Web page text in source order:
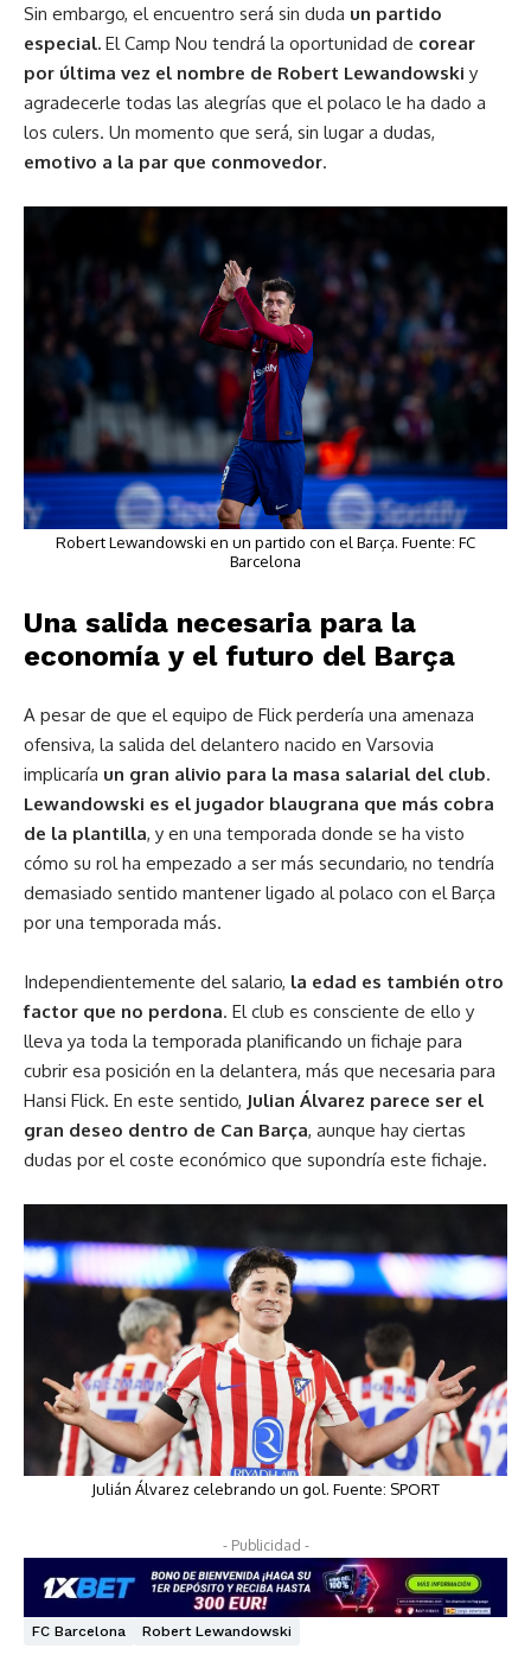
Sin embargo, el encuentro será sin duda un partido
especial. El Camp Nou tendrá la oportunidad de corear
por última vez el nombre de Robert Lewandowski y
agradecerle todas las alegrías que el polaco le ha dado a
los culers. Un momento que será, sin lugar a dudas,
emotivo a la par que conmovedor.
Robert Lewandowski en un partido con el Barça. Fuente: FC
Barcelona
Una salida necesaria para la
economía y el futuro del Barça
A pesar de que el equipo de Flick perdería una amenaza
ofensiva, la salida del delantero nacido en Varsovia
implicaría un gran alivio para la masa salarial del club.
Lewandowski es el jugador blaugrana que más cobra
de la plantilla, y en una temporada donde se ha visto
cómo su rol ha empezado a ser más secundario, no tendría
demasiado sentido mantener ligado al polaco con el Barça
por una temporada más.
Independientemente del salario, la edad es también otro
factor que no perdona. El club es consciente de ello y
lleva ya toda la temporada planificando un fichaje para
cubrir esa posición en la delantera, más que necesaria para
Hansi Flick. En este sentido, Julian Álvarez parece ser el
gran deseo dentro de Can Barça, aunque hay ciertas
dudas por el coste económico que supondría este fichaje.
Julián Álvarez celebrando un gol. Fuente: SPORT
- Publicidad -
FC Barcelona Robert Lewandowski